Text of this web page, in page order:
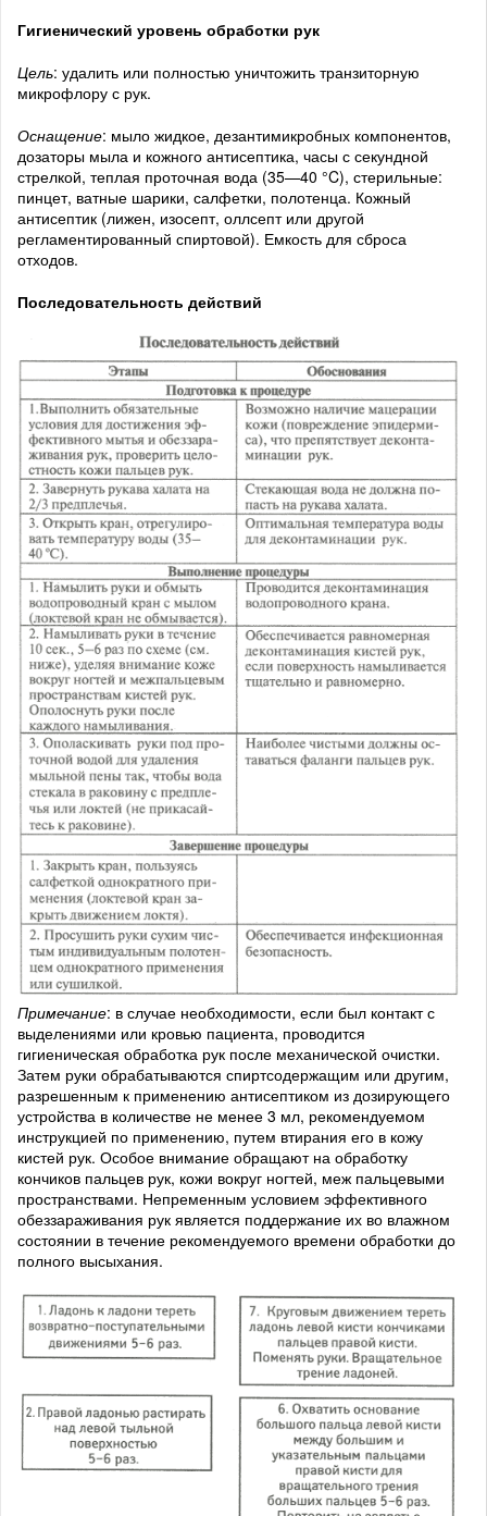
Гигиенический уровень обработки рук
Цель: удалить или полностью уничтожить транзиторную
микрофлору с рук.
Оснащение: мыло жидкое, дезантимикробных компонентов,
дозаторы мыла и кожного антисептика, часы с секундной
стрелкой, теплая проточная вода (35—40 °C), стерильные:
пинцет, ватные шарики, салфетки, полотенца. Кожный
антисептик (лижен, изосепт, оллсепт или другой
регламентированный спиртовой). Емкость для сброса
отходов.
Последовательность действий
Примечание: в случае необходимости, если был контакт с
выделениями или кровью пациента, проводится
гигиеническая обработка рук после механической очистки.
Затем руки обрабатываются спиртсодержащим или другим,
разрешенным к применению антисептиком из дозирующего
устройства в количестве не менее 3 мл, рекомендуемом
инструкцией по применению, путем втирания его в кожу
кистей рук. Особое внимание обращают на обработку
кончиков пальцев рук, кожи вокруг ногтей, меж пальцевыми
пространствами. Непременным условием эффективного
обеззараживания рук является поддержание их во влажном
состоянии в течение рекомендуемого времени обработки до
полного высыхания.